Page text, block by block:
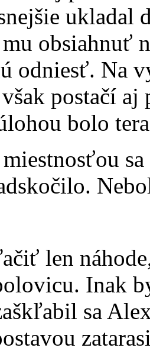
ukladal
mu obsiahnuť
odniesť. Na
postačí
bolo
miestnosťou
len
Inak
sa